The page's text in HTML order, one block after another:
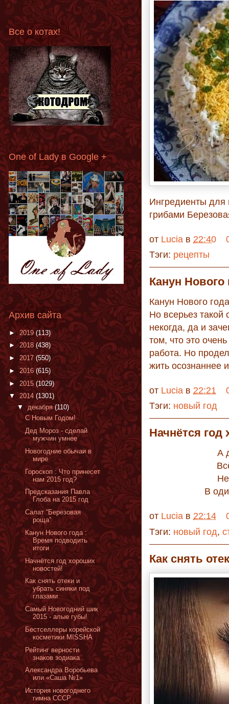
Ингредиенты для
грибами
от Lucia в 22:40
Тэги: рецепты
Канун
Канун Нового
Но всерьез такой
некогда, да и
том, что это
работа. Но
жить осознаннее
от Lucia в 22:21
Тэги: новый год
Начнётся год
А
В
от Lucia в 22:14
Тэги: новый год,
Как снять
Все о котах!
One of Lady в Google +
Архив сайта
► 2019 (113)
►2018 (438)
► 2017 (550)
► 2016(615)
► 2015 (1029)
▼2014 (1301)
▼ декабря(110)
C Новым Годом!
Дед Мороз - сделай
мужчин умнее
Новогодние обычаи в
мире
Гороскоп : Что принесет
нам 2015 год?
Предсказания Павла
Глоба на 2015 год
Салат “Березовая
роща”
Канун Нового года :
Время подводить
итоги
Начнётся год хороших
новостей!
Как снять отеки и
убрать синяки под
глазами
Самый Новогодний шик
2015 - алые губы!
Бестселлеры корейской
косметики MISSHA
Рейтинг верности
знаков зодиака
Александра Воробьева
или «Саша №1»
История новогоднего
гимна СССР